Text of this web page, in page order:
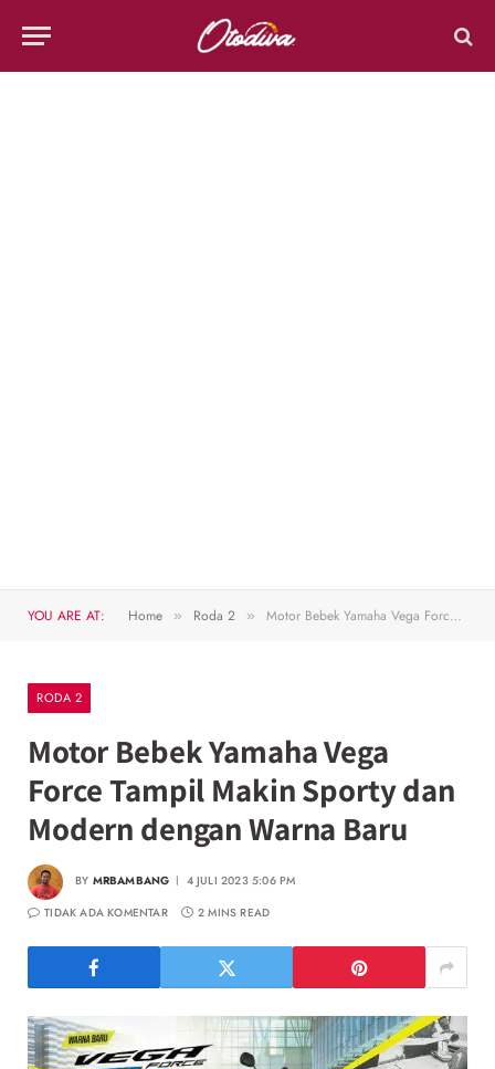
YOU ARE AT: Home » Roda 2 » Motor Bebek Yamaha Vega Force Tampil Makin Sporty dan Modern dengan Warna Baru
RODA 2
Motor Bebek Yamaha Vega
Force Tampil Makin Sporty dan
Modern dengan Warna Baru
BY MRBAMBANG
4 JULI 2023 5:06 PM
TIDAK ADA KOMENTAR
2 MINS READ